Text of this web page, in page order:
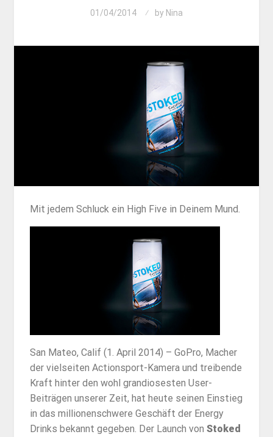
01/04/2014 by Nina
Mit jedem Schluck ein High Five in Deinem Mund.
San Mateo, Calif (1. April 2014) – GoPro, Macher
der vielseiten Actionsport-Kamera und treibende
Kraft hinter den wohl grandiosesten User-
Beiträgen unserer Zeit, hat heute seinen Einstieg
in das millionenschwere Geschäft der Energy
Drinks bekannt gegeben. Der Launch von Stoked